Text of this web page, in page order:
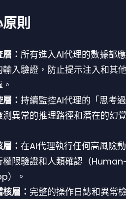
則
： 所有進入AI代理的數據都
輸入驗證，防止提示注入和其
： 持續監控AI代理的「思考過
測異常的推理路徑和潛在的幻
： 在AI代理執行任何高風險
權限驗證和人類確認（
）。
層： 完整的操作日誌和異常